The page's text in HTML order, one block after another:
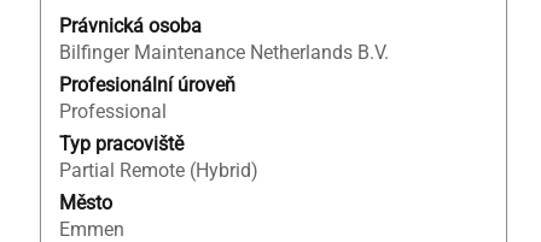
Právnická osoba
Bilfinger Maintenance Netherlands B.V.
Profesionální úroveň
Professional
Typ pracoviště
Partial Remote (Hybrid)
Město
Emmen
zobrazení
veškerých
informací
o
profesi.